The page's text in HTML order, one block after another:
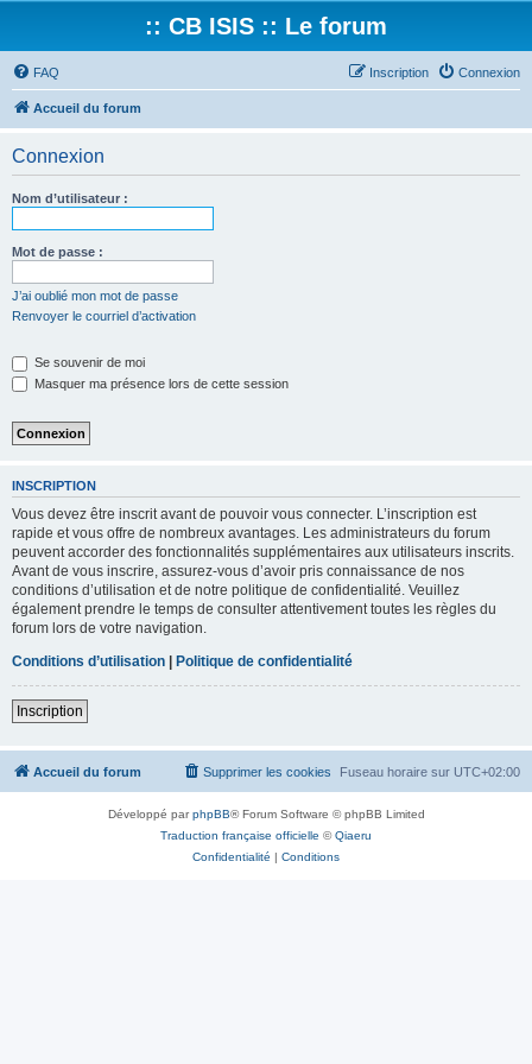
:: CB ISIS :: Le forum
FAQ Connexion
Inscription
Accueil du forum
Connexion
Nom d’utilisateur :
Mot de passe :
J’ai oublié mon mot de passe
Renvoyer le courriel d’activation
Se souvenir de moi
Masquer ma présence lors de cette session
INSCRIPTION
Vous devez être inscrit avant de pouvoir vous connecter. L’inscription est
rapide et vous offre de nombreux avantages. Les administrateurs du forum
peuvent accorder des fonctionnalités supplémentaires aux utilisateurs inscrits.
Avant de vous inscrire, assurez-vous d’avoir pris connaissance de nos
conditions d’utilisation et de notre politique de confidentialité. Veuillez
également prendre le temps de consulter attentivement toutes les règles du
forum lors de votre navigation.
Conditions d’utilisation | Politique de confidentialité
Inscription
Accueil du forum Fuseau horaire sur UTC+02:00
Supprimer les cookies
Développé parphpBB® Forum Software © phpBB Limited
Traduction française officielle ©Qiaeru
Confidentialité | Conditions